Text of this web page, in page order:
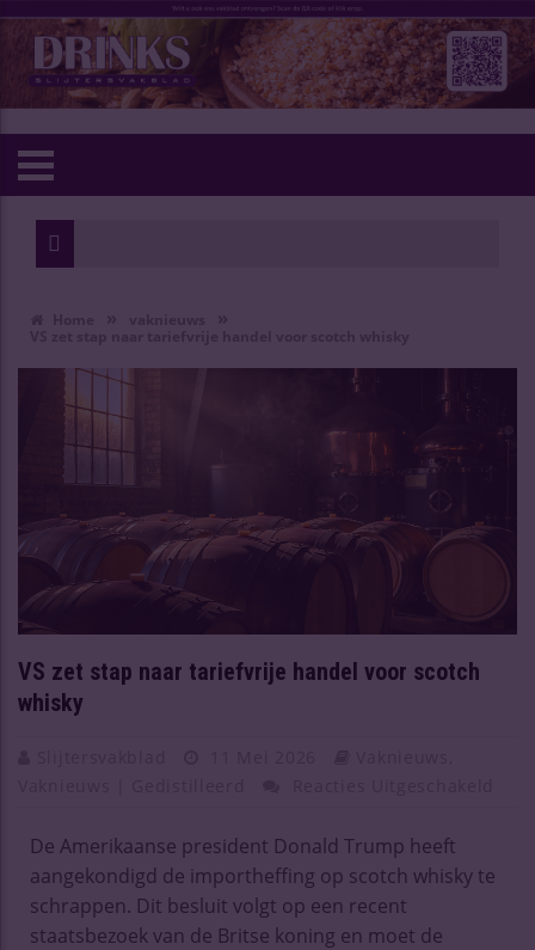
VS zet stap naar tariefvrije handel voor scotch
whisky
De Amerikaanse president Donald Trump heeft
aangekondigd de importheffing op scotch whisky te
schrappen. Dit besluit volgt op een recent
staatsbezoek van de Britse koning en moet de